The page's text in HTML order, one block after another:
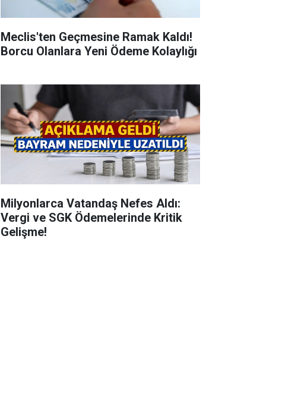
Meclis'ten Geçmesine Ramak Kaldı!
Borcu Olanlara Yeni Ödeme Kolaylığı
Milyonlarca Vatandaş Nefes Aldı:
Vergi ve SGK Ödemelerinde Kritik
Gelişme!